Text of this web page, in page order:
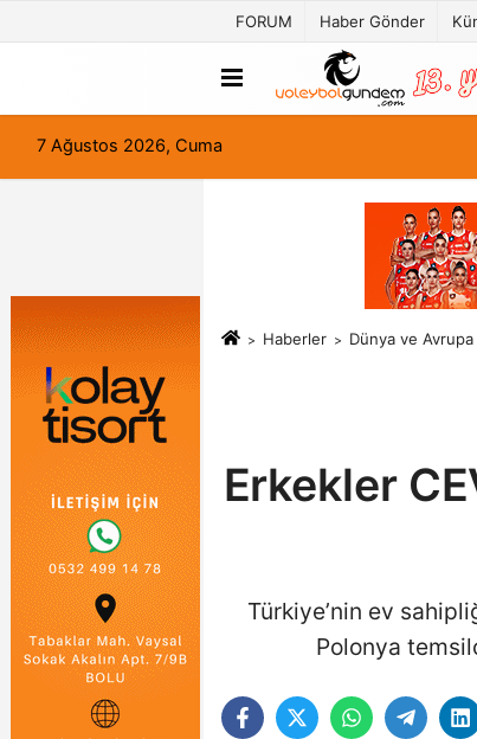
FORUM Haber Gönder
7 Ağustos 2026, Cuma
Haberler Dünya ve Avrupa
Erkekler
Türkiye’nin ev
Polonya